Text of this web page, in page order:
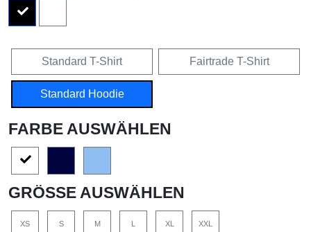
Standard T-Shirt Fairtrade T-Shirt
Standard Hoodie
FARBE AUSWÄHLEN
GRÖSSE AUSWÄHLEN
XS S M L XL XXL